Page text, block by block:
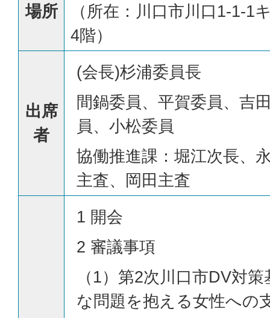
場所
（所在：川口市川口1-1-1
4階）
出席
者
(会長)杉浦委員長
間鍋委員、平賀委員、吉
員、小松委員
協働推進課：堀江次長、
主査、岡田主査
1 開会
2 審議事項
（1）第2次川口市DV対
な問題を抱える女性への